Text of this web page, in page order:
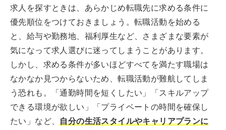
求人を探すときは、あらかじめ転職先に求める条件に
優先順位をつけておきましょう。転職活動を始める
と、給与や勤務地、福利厚生など、さまざまな要素が
気になって求人選びに迷ってしまうことがあります。
しかし、求める条件が多いほどすべてを満たす職場は
なかなか見つからないため、転職活動が難航してしま
う恐れも。「通勤時間を短くしたい」「スキルアップ
できる環境が欲しい」「プライベートの時間を確保し
たい」など、自分の生活スタイルやキャリアプランに